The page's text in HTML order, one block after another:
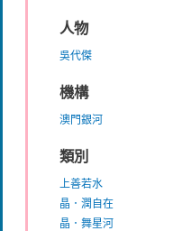
人物
吳代傑
機構
澳門銀河
類別
上善若水
晶．潤自在
晶．舞星河